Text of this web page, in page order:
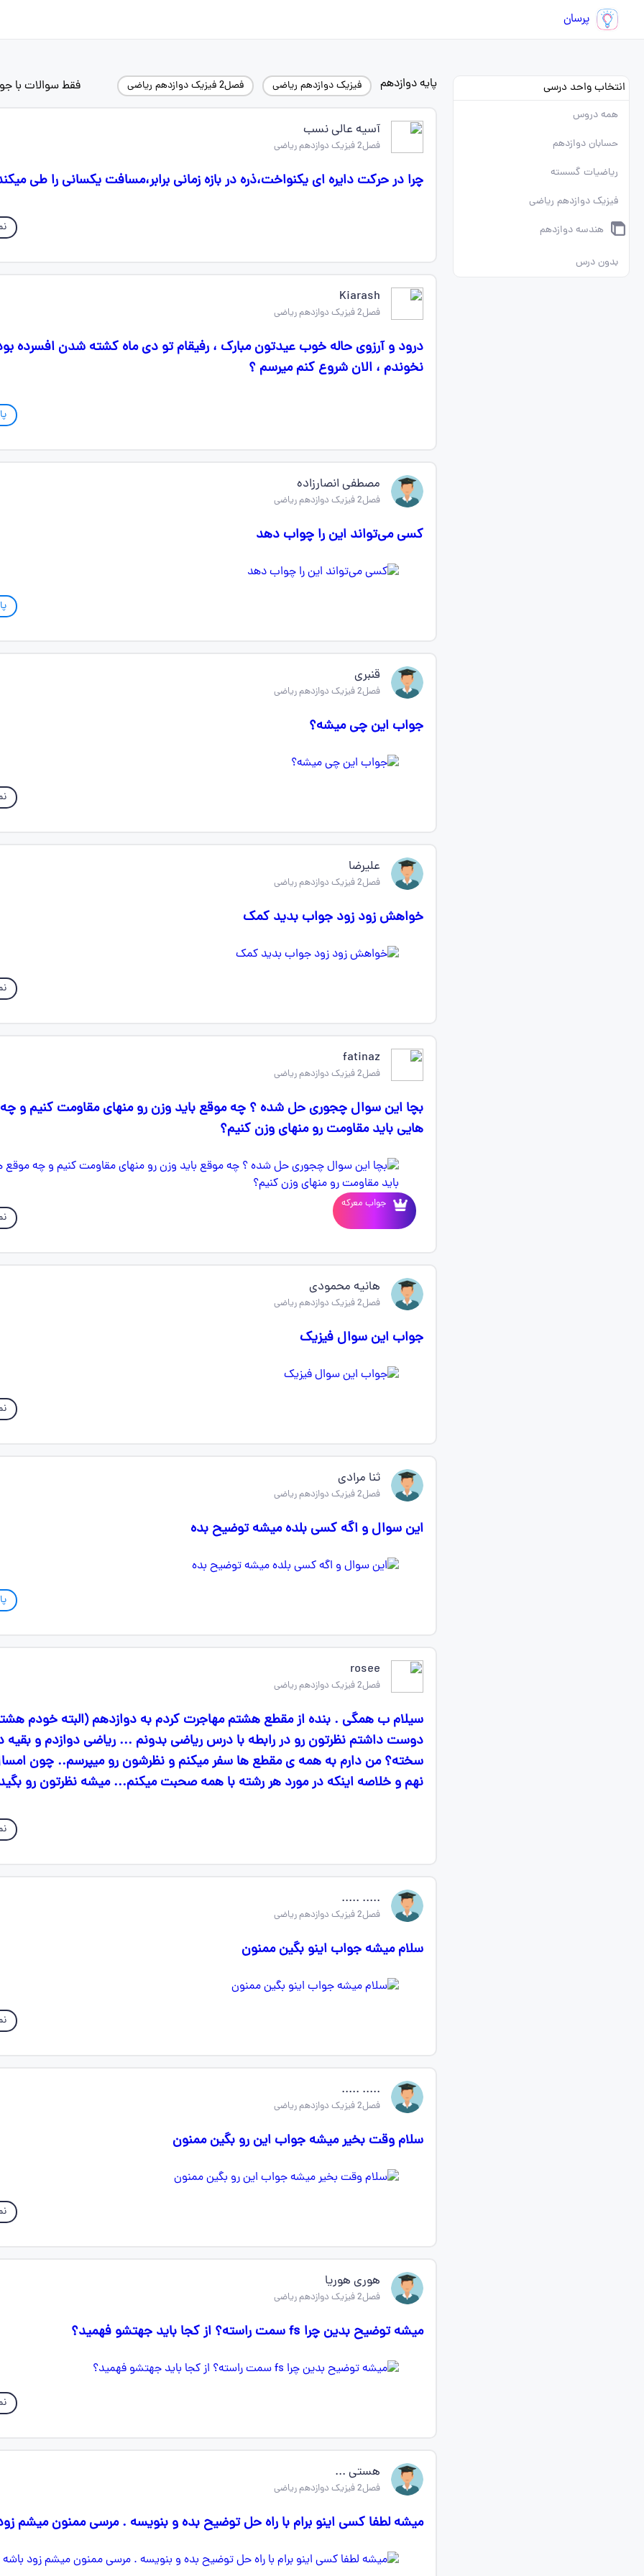
پرسان
انتخاب واحد درسی
همه دروس
حسابان دوازدهم
ریاضیات گسسته
فیزیک دوازدهم ریاضی
هندسه دوازدهم
بدون درس
پایه دوازدهم فیزیک دوازدهم ریاضی فصل2 فیزیک دوازدهم ریاضی فقط سوالات با
آسیه عالی نسب
فصل2 فیزیک دوازدهم ریاضی
چرا در حرکت دایره ای یکنواخت،ذره در بازه زمانی برابر،مسافت یکسانی را طی
Kiarash
فصل2 فیزیک دوازدهم ریاضی
درود و آرزوی حاله خوب عیدتون مبارک ، رفیقام تو دی ماه کشته شدن افسرده
نخوندم ، الان شروع کنم میرسم ؟
مصطفی انصارزاده
فصل2 فیزیک دوازدهم ریاضی
کسی می‌تواند این را چواب دهد
قنبری
فصل2 فیزیک دوازدهم ریاضی
جواب این چی میشه؟
علیرضا
فصل2 فیزیک دوازدهم ریاضی
خواهش زود زود جواب بدید کمک
fatinaz
فصل2 فیزیک دوازدهم ریاضی
بچا این سوال چجوری حل شده ؟ چه موقع باید وزن رو منهای مقاومت کنیم و
هایی باید مقاومت رو منهای وزن کنیم؟
جواب معرکه
هانیه محمودی
فصل2 فیزیک دوازدهم ریاضی
جواب این سوال فیزیک
ثنا مرادی
فصل2 فیزیک دوازدهم ریاضی
این سوال و اگه کسی بلده میشه توضیح بده
rosee
فصل2 فیزیک دوازدهم ریاضی
سیلام ب همگی . بنده از مقطع هشتم مهاجرت کردم به دوازدهم (البته خودم
دوست داشتم نظرتون رو در رابطه با درس ریاضی بدونم ... ریاضی دوازدم و بقیه
سخته؟ من دارم به همه ی مقطع ها سفر میکنم و نظرشون رو میپرسم.. چون
نهم و خلاصه اینکه در مورد هر رشته با همه صحبت میکنم... میشه نظرتون رو
..... .....
فصل2 فیزیک دوازدهم ریاضی
سلام میشه جواب اینو بگین ممنون
..... .....
فصل2 فیزیک دوازدهم ریاضی
سلام وقت بخیر میشه جواب این رو بگین ممنون
هوری هوریا
فصل2 فیزیک دوازدهم ریاضی
میشه توضیح بدین چرا fs سمت راسته؟ از کجا باید جهتشو فهمید؟
هستی ...
فصل2 فیزیک دوازدهم ریاضی
میشه لطفا کسی اینو برام با راه حل توضیح بده و بنویسه . مرسی ممنون میشم